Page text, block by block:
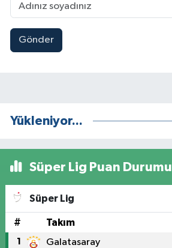
Gönder
Yükleniyor...
Süper Lig Puan Durumu
Süper Lig
# Takım
1 Galatasaray